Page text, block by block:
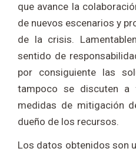
que avance la
de nuevos escenarios y
de la crisis.
sentido de
por consiguiente las
tampoco se discuten
medidas de mitigación
dueño de los recursos.
Los datos obtenidos son